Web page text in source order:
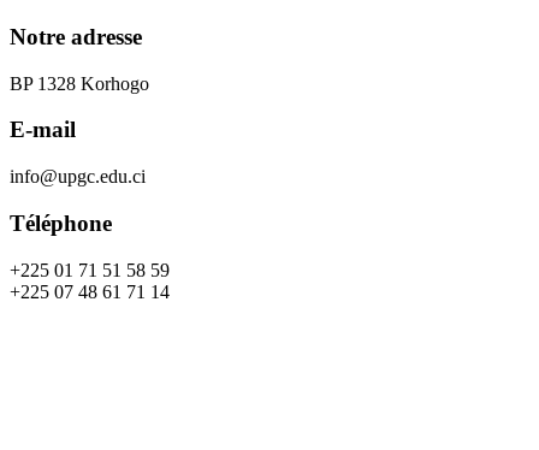
Notre adresse
BP 1328 Korhogo
E-mail
info@upgc.edu.ci
Téléphone
+225 01 71 51 58 59
+225 07 48 61 71 14